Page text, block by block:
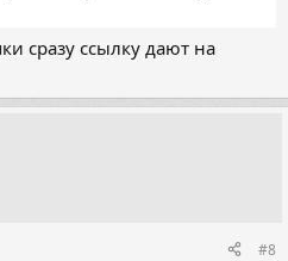
сразу ссылку дают на
#8